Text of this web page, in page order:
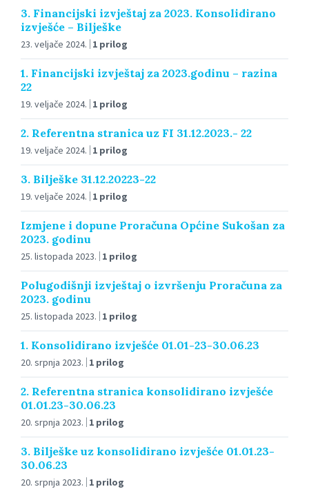
3. Financijski izvještaj za 2023. Konsolidirano
izvješće – Bilješke
23. veljače 2024. 1 prilog
1. Financijski izvještaj za 2023.godinu – razina
22
19. veljače 2024. 1 prilog
2. Referentna stranica uz FI 31.12.2023.- 22
19. veljače 2024. 1 prilog
3. Bilješke 31.12.20223-22
19. veljače 2024. 1 prilog
Izmjene i dopune Proračuna Općine Sukošan za
2023. godinu
25. listopada 2023. 1 prilog
Polugodišnji izvještaj o izvršenju Proračuna za
2023. godinu
25. listopada 2023. 1 prilog
1. Konsolidirano izvješće 01.01-23-30.06.23
20. srpnja 2023. 1 prilog
2. Referentna stranica konsolidirano izvješće
01.01.23-30.06.23
20. srpnja 2023. 1 prilog
3. Bilješke uz konsolidirano izvješće 01.01.23-
30.06.23
20. srpnja 2023. 1 prilog